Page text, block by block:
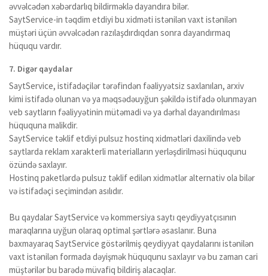
əvvəlcədən xəbərdarlıq bildirməklə dayandıra bilər.
SaytService-in təqdim etdiyi bu xidməti istənilən vaxt istənilən
müştəri üçün əvvəlcədən razılaşdırdıqdan sonra dayandırmaq
hüququ vardır.
7. Digər qaydalar
SaytService, istifadəçilər tərəfindən fəaliyyətsiz saxlanılan, arxiv
kimi istifadə olunan və ya məqsədəuyğun şəkildə istifadə olunmayan
veb saytların fəaliyyətinin mütəmadi və ya dərhal dayandırılması
hüququna malikdir.
SaytService təklif etdiyi pulsuz hostinq xidmətləri daxilində veb
saytlarda reklam xarakterli materialların yerləşdirilməsi hüququnu
özündə saxlayır.
Hostinq paketlərdə pulsuz təklif edilən xidmətlər alternativ ola bilər
və istifadəçi seçimindən asılıdır.
Bu qaydalar SaytService və kommersiya saytı qeydiyyatçısının
maraqlarına uyğun olaraq optimal şərtlərə əsaslanır. Buna
baxmayaraq SaytService göstərilmiş qeydiyyat qaydalarını istənilən
vaxt istənilən formada dəyişmək hüququnu saxlayır və bu zaman cari
müştərilər bu barədə müvafiq bildiriş alacaqlar.